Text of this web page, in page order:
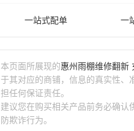
一站式配单 一
本页面所展现的惠州雨棚维修翻新
于其对应的商铺，信息的真实性、
担任何保证责任。
建议您在购买相关产品前务必确认
防欺诈行为。